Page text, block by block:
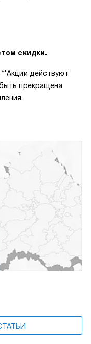
скидки.
действуют
прекращена